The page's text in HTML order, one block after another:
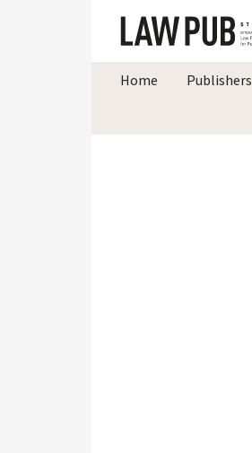
Home Publishers